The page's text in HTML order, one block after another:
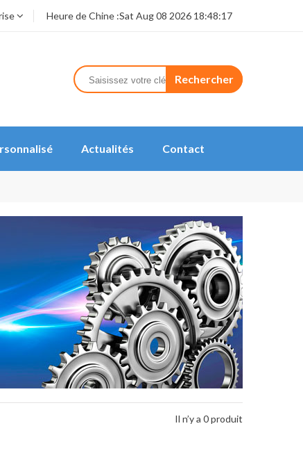
Heure de Chine :Sat Aug 08 2026 18:48:17
Rechercher
Actualités Contact
Il n’y a 0 produit